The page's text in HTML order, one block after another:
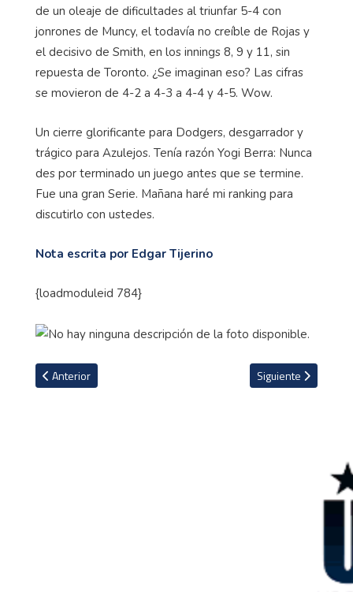
de un oleaje de dificultades al triunfar 5-4 con
jonrones de Muncy, el todavía no creíble de Rojas y
el decisivo de Smith, en los innings 8, 9 y 11, sin
repuesta de Toronto. ¿Se imaginan eso? Las cifras
se movieron de 4-2 a 4-3 a 4-4 y 4-5. Wow.
Un cierre glorificante para Dodgers, desgarrador y
trágico para Azulejos. Tenía razón Yogi Berra: Nunca
des por terminado un juego antes que se termine.
Fue una gran Serie. Mañana haré mi ranking para
discutirlo con ustedes.
Nota escrita por Edgar Tijerino
{loadmoduleid 784}
Artículo anterior: Las 5 Series Mundiales más épicas de la historia
Anterior Artículo siguiente:
Siguiente